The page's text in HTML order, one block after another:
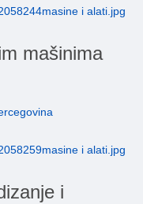
mašinima
i